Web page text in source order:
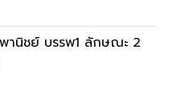
านิชย์ บรรพ1 ลักษณะ 2